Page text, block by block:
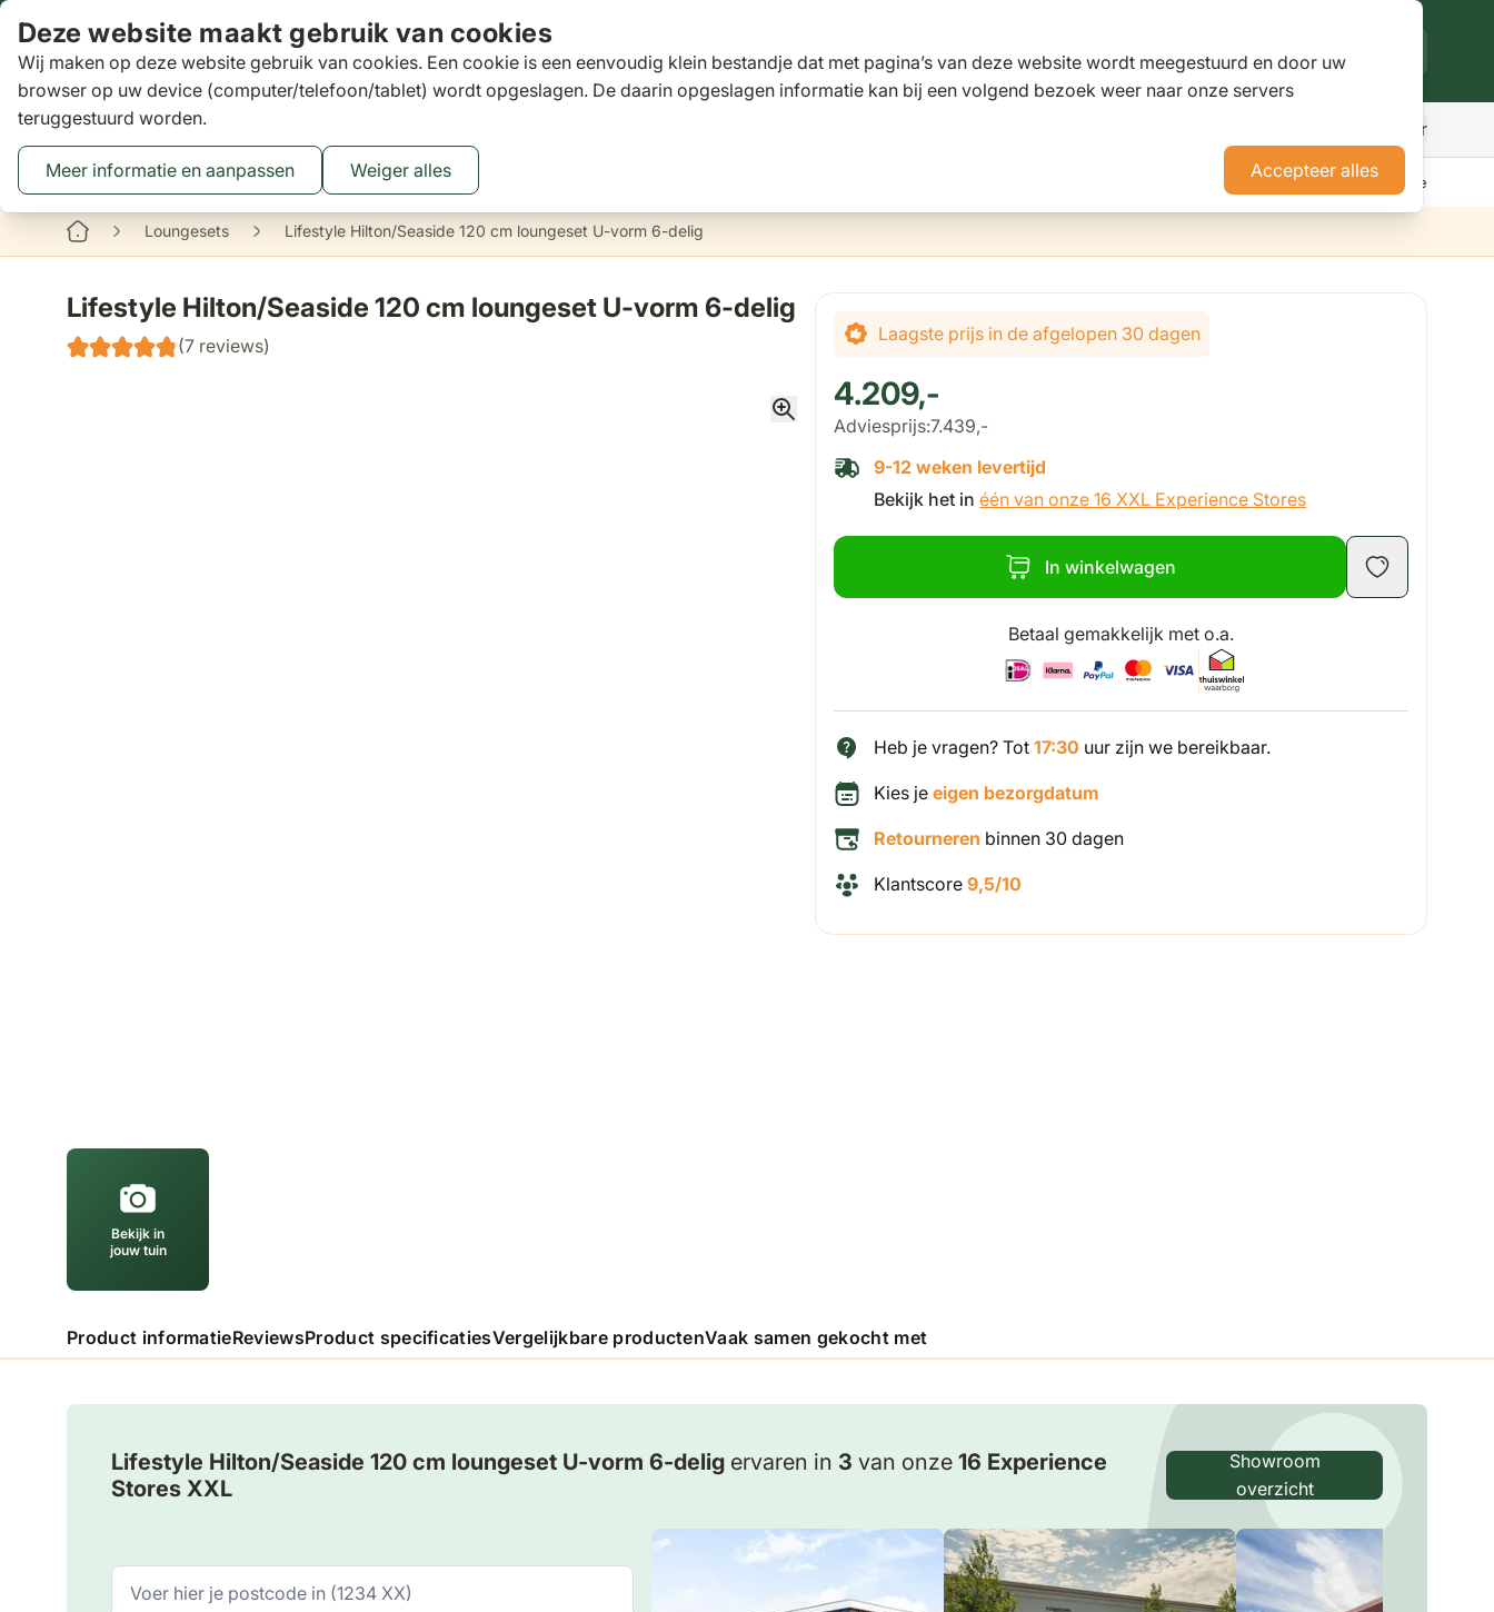
Deze website maakt gebruik van cookies
Wij maken op deze website gebruik van cookies. Een cookie is een eenvoudig klein bestandje dat met pagina’s van deze website wordt meegestuurd en door uw
browser op uw device (computer/telefoon/tablet) wordt opgeslagen. De daarin opgeslagen informatie kan bij een volgend bezoek weer naar onze servers
teruggestuurd worden.
Meer informatie en aanpassen Weiger alles Accepteer alles
Ga naar de inhoud
Zoeken
AanbiedingenTuinsets
Toggle submenu for Tuinsets
Toggle submenu for Loungesets
Toggle submenu for Tuinstoelen
Meer
Binnen 3 dagengratis bezorgd 16 XXL Experience Stores AdviesNieuwsKlantenservice
Loungesets Lifestyle Hilton/Seaside 120 cm loungeset U-vorm 6-delig
Lifestyle Hilton/Seaside 120 cm loungeset U-vorm 6-delig
(7 reviews)
Bekijk in
jouw tuin
De prijs is afhankelijk van de gekozen opties
Laagste prijs in de afgelopen 30 dagen
4.209,-
Adviesprijs:7.439,-
9-12 weken levertijd
Bekijk het in één van onze 16 XXL Experience Stores
In winkelwagen
Betaal gemakkelijk met o.a.
Heb je vragen? Tot17:30 uur zijn we bereikbaar.
Kies je eigen bezorgdatum
Retourneren binnen 30 dagen
Klantscore9,5/10
Product informatieReviewsProduct specificatiesVergelijkbare productenVaak samen gekocht met
Lifestyle Hilton/Seaside 120 cm loungeset U-vorm 6-delig ervaren in 3 van onze 16 Experience
Stores XXL
Showroom
overzicht